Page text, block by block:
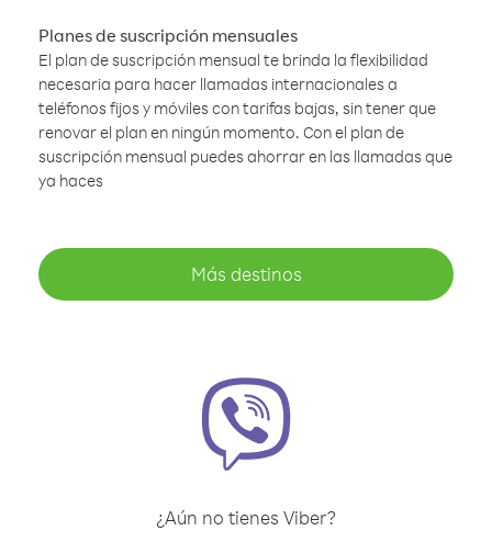
Planes de suscripción mensuales
El plan de suscripción mensual te brinda la flexibilidad
necesaria para hacer llamadas internacionales a
teléfonos fijos y móviles con tarifas bajas, sin tener que
renovar el plan en ningún momento. Con el plan de
suscripción mensual puedes ahorrar en las llamadas que
ya haces
Más destinos
¿Aún no tienes Viber?